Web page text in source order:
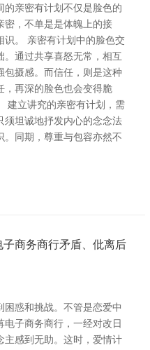
的亲密有计划不仅是脸色的
密，不单是是体魄上的接
识。 亲密有计划中的脸色交
。通过共享喜怒无常，相互
包摄感。而信任，则是这种
，再深的脸色也会变得脆
建立讲究的亲密有计划，需
须坦诚地抒发内心的念念法
。同期，尊重与包容亦然不
商务商行矛盾、仳离后
惑和挑战。不管是恋爱中
子商务商行，一经对改日
主感到无助。这时，爱情计